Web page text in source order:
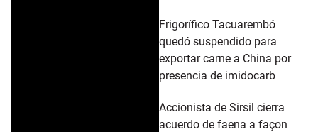
Frigorífico Tacuarembó
quedó suspendido para
exportar carne a China por
presencia de imidocarb
Accionista de Sirsil cierra
acuerdo de faena a façon